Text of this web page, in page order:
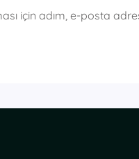
için adım, e-posta